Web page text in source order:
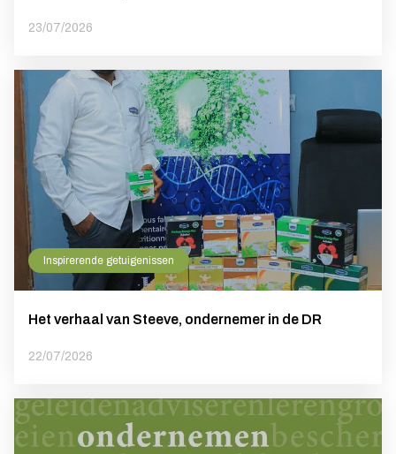
23/07/2026
Inspirerende getuigenissen
Het verhaal van Steeve, ondernemer in de DR
22/07/2026